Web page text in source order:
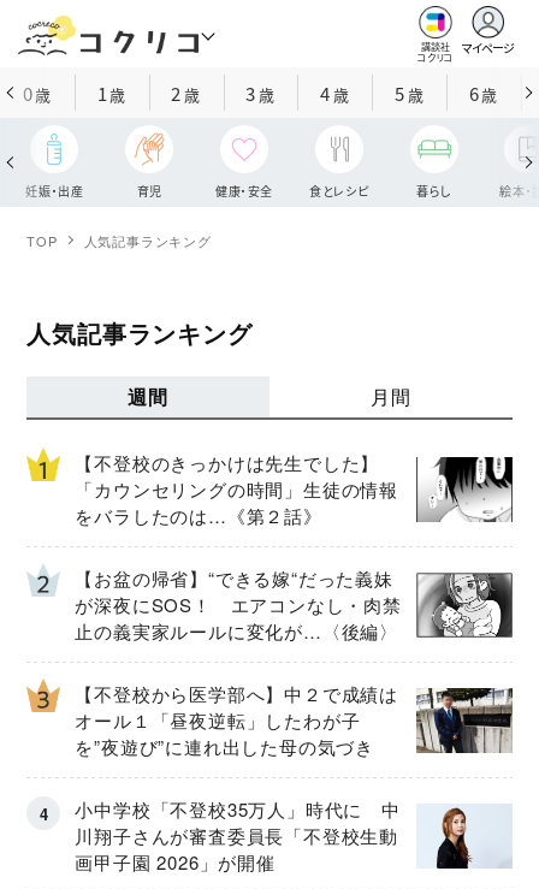
講談社
コクリコ
マイページ
0歳 1歳 2 歳 3歳 4歳 5歳 6歳
妊娠・出産 育児 健康・安全 食とレシピ 暮らし 絵本・
TOP 人気記事ランキング
人気記事ランキング
週間 月間
【不登校のきっかけは先生でした】
「カウンセリングの時間」生徒の情報
をバラしたのは…《第２話》
【お盆の帰省】“できる嫁“だった義妹
が深夜にSOS！ エアコンなし・肉禁
止の義実家ルールに変化が…〈後編〉
【不登校から医学部へ】中２で成績は
オール１「昼夜逆転」したわが子
を”夜遊び”に連れ出した母の気づき
小中学校「不登校35万人」時代に 中
川翔子さんが審査委員長「不登校生動
画甲子園 2026」が開催